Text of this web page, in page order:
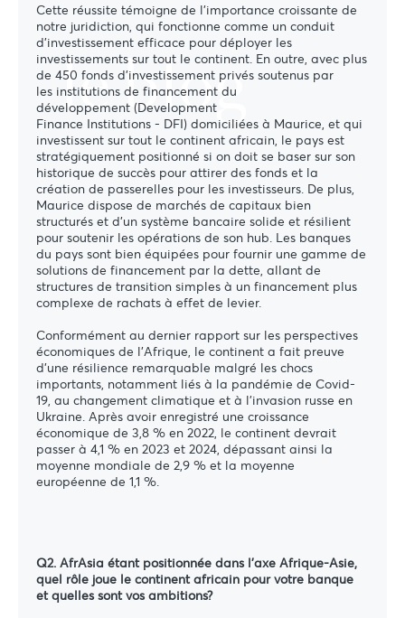
le blog
Cette réussite témoigne de l'importance croissante de
notre juridiction, qui fonctionne comme un conduit
d'investissement efficace pour déployer les
investissements sur tout le continent. En outre, avec plus
de 450 fonds d'investissement privés soutenus par
les institutions de financement du
développement (Development
Finance Institutions - DFI) domiciliées à Maurice, et qui
investissent sur tout le continent africain, le pays est
stratégiquement positionné si on doit se baser sur son
historique de succès pour attirer des fonds et la
création de passerelles pour les investisseurs. De plus,
Maurice dispose de marchés de capitaux bien
structurés et d'un système bancaire solide et résilient
pour soutenir les opérations de son hub. Les banques
du pays sont bien équipées pour fournir une gamme de
solutions de financement par la dette, allant de
structures de transition simples à un financement plus
complexe de rachats à effet de levier.
Conformément au dernier rapport sur les perspectives
économiques de l'Afrique, le continent a fait preuve
d'une résilience remarquable malgré les chocs
importants, notamment liés à la pandémie de Covid-
19, au changement climatique et à l'invasion russe en
Ukraine. Après avoir enregistré une croissance
économique de 3,8 % en 2022, le continent devrait
passer à 4,1 % en 2023 et 2024, dépassant ainsi la
moyenne mondiale de 2,9 % et la moyenne
européenne de 1,1 %.
Q2. AfrAsia étant positionnée dans l'axe Afrique-Asie,
quel rôle joue le continent africain pour votre banque
et quelles sont vos ambitions?